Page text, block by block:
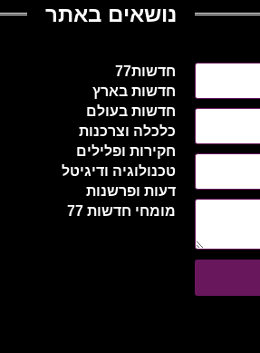
נושאים באתר
חדשות77
חדשות בארץ
חדשות בעולם
כלכלה וצרכנות
חקירות ופלילים
טכנולוגיה ודיגיטל
דעות ופרשנות
מומחי חדשות 77